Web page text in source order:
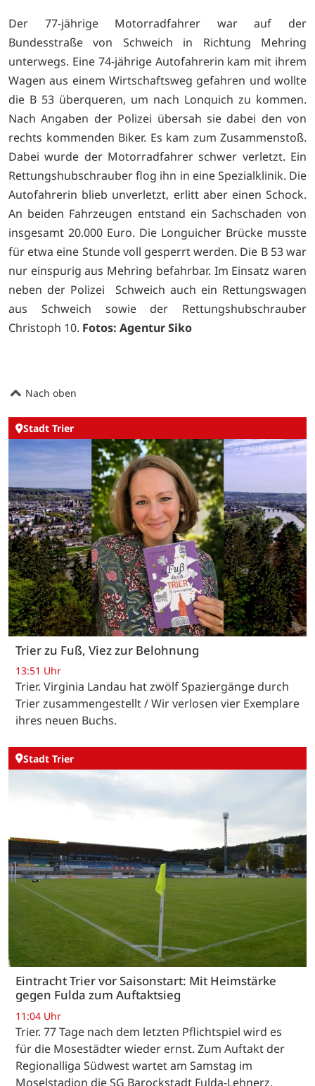
Der 77-jährige Motorradfahrer war auf der
Bundesstraße von Schweich in Richtung Mehring
unterwegs. Eine 74-jährige Autofahrerin kam mit ihrem
Wagen aus einem Wirtschaftsweg gefahren und wollte
die B 53 überqueren, um nach Lonquich zu kommen.
Nach Angaben der Polizei übersah sie dabei den von
rechts kommenden Biker. Es kam zum Zusammenstoß.
Dabei wurde der Motorradfahrer schwer verletzt. Ein
Rettungshubschrauber flog ihn in eine Spezialklinik. Die
Autofahrerin blieb unverletzt, erlitt aber einen Schock.
An beiden Fahrzeugen entstand ein Sachschaden von
insgesamt 20.000 Euro. Die Longuicher Brücke musste
für etwa eine Stunde voll gesperrt werden. Die B 53 war
nur einspurig aus Mehring befahrbar. Im Einsatz waren
neben der Polizei Schweich auch ein Rettungswagen
aus Schweich sowie der Rettungshubschrauber
Christoph 10. Fotos: Agentur Siko
Nach oben
Stadt Trier
Trier zu Fuß, Viez zur Belohnung
13:51 Uhr
Trier. Virginia Landau hat zwölf Spaziergänge durch
Trier zusammengestellt / Wir verlosen vier Exemplare
ihres neuen Buchs.
Stadt Trier
Eintracht Trier vor Saisonstart: Mit Heimstärke
gegen Fulda zum Auftaktsieg
11:04 Uhr
Trier. 77 Tage nach dem letzten Pflichtspiel wird es
für die Mosestädter wieder ernst. Zum Auftakt der
Regionalliga Südwest wartet am Samstag im
Moselstadion die SG Barockstadt Fulda-Lehnerz.